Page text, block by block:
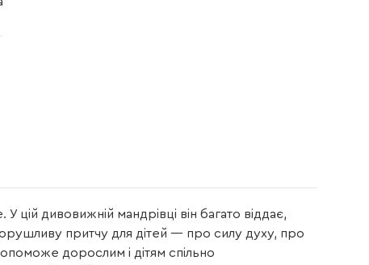
цій дивовижній мандрівці він багато віддає,
притчу для дітей — про силу духу, про
дорослим і дітям спільно